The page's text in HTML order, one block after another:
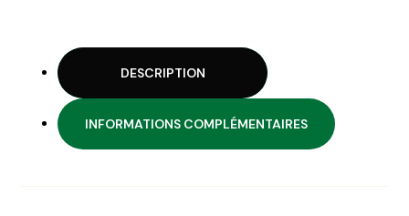
DESCRIPTION
INFORMATIONS COMPLÉMENTAIRES